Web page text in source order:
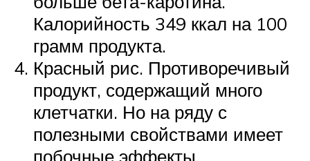
Калорийность 349 ккал на 100
грамм продукта.
Красный рис. Противоречивый
продукт, содержащий много
клетчатки. Но на ряду с
полезными свойствами имеет
побочные эффекты.